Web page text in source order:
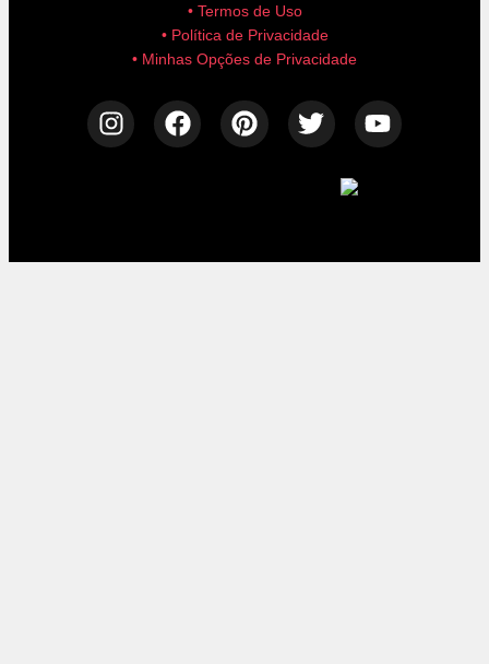
• Termos de Uso
• Política de Privacidade
• Minhas Opções de Privacidade